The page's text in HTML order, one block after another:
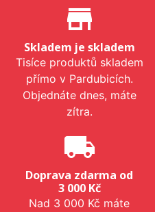
Proč nakupovat u
store_mall_directory
Skladem je skladem
Tisíce produktů skladem
přímo v Pardubicích.
Objednáte dnes, máte
zítra.
local_shipping
Doprava zdarma od
3 000 Kč
Nad 3 000 Kč máte